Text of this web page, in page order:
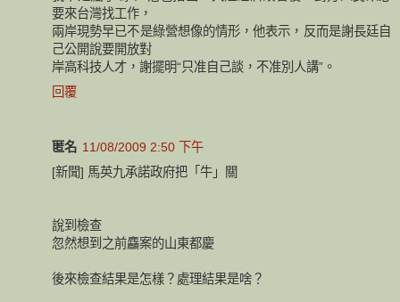
要來台灣找工作，
兩岸現勢早已不是綠營想像的情形，他表示，反而是謝長廷自
己公開說要開放對
岸高科技人才，謝擺明“只准自己談，不准別人講”。
回覆
匿名 11/08/2009 2:50 下午
[新聞] 馬英九承諾政府把「牛」關
說到檢查
忽然想到之前麤案的山東都慶
後來檢查結果是怎樣？處理結果是啥？